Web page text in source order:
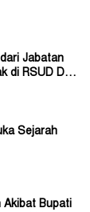
Jabatan
di RSUD Dok
Sejarah
Akibat Bupati